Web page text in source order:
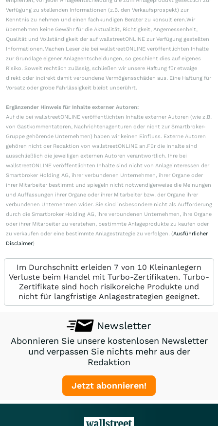
Verfügung zu stellenden Informationen (z.B. den Verkaufsprospekt) zur
Kenntnis zu nehmen und einen fachkundigen Berater zu konsultieren.Wir
übernehmen keine Gewähr für die Aktualität, Richtigkeit, Angemessenheit,
Qualität und Vollständigkeit der auf wallstreetONLINE zur Verfügung gestellten
Informationen.Machen Leser die bei wallstreetONLINE veröffentlichten Inhalte
zur Grundlage eigener Anlageentscheidungen, so geschieht dies auf eigenes
Risiko. Soweit rechtlich zulässig, schließen wir unsere Haftung für etwaige
direkt oder indirekt damit verbundene Vermögensschäden aus. Eine Haftung für
Vorsatz oder grobe Fahrlässigkeit bleibt unberührt.
Ergänzender Hinweis für Inhalte externer Autoren:
Auf die bei wallstreetONLINE veröffentlichten Inhalte externer Autoren (wie z.B.
von Gastkommentatoren, Nachrichtenagenturen oder nicht zur Smartbroker-
Gruppe gehörende Unternehmen) haben wir keinen Einfluss. Externe Autoren
gehören nicht der Redaktion von wallstreetONLINE an.Für die Inhalte sind
ausschließlich die jeweiligen externen Autoren verantwortlich. Ihre bei
wallstreetONLINE veröffentlichten Inhalte sind nicht von Anlageinteressen der
Smartbroker Holding AG, ihrer verbundenen Unternehmen, ihrer Organe oder
ihrer Mitarbeiter bestimmt und spiegeln nicht notwendigerweise die Meinungen
und Auffassungen ihrer Organe oder ihrer Mitarbeiter bzw. der Organe ihrer
verbundenen Unternehmen wider. Sie sind insbesondere nicht als Aufforderung
durch die Smartbroker Holding AG, ihre verbundenen Unternehmen, ihre Organe
oder ihrer Mitarbeiter zu verstehen, bestimmte Anlageprodukte zu kaufen oder
zu verkaufen oder eine bestimmte Anlagestrategie zu verfolgen. (Ausführlicher
Disclaimer)
Im Durchschnitt erleiden 7 von 10 Kleinanlegern
Verluste beim Handel mit Turbo-Zertifikaten. Turbo-
Zertifikate sind hoch risikoreiche Produkte und
nicht für langfristige Anlagestrategien geeignet.
Newsletter
Abonnieren Sie unsere kostenlosen Newsletter
und verpassen Sie nichts mehr aus der
Redaktion
Jetzt abonnieren!